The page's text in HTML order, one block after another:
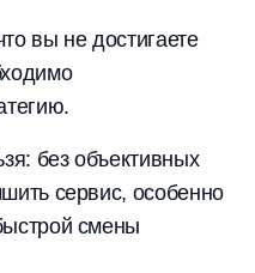
вы не достигаете
без объективных
сервис, особенно
смены